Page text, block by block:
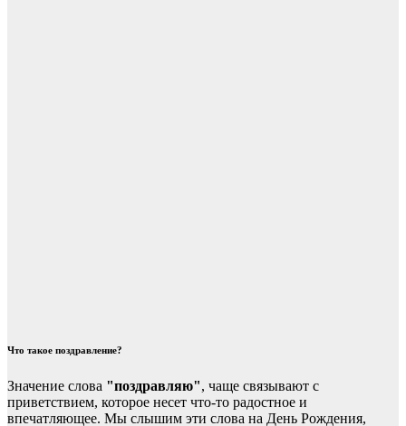
Что такое поздравление?
Значение слова "поздравляю", чаще связывают с
приветствием, которое несет что-то радостное и
впечатляющее. Мы слышим эти слова на День Рождения,